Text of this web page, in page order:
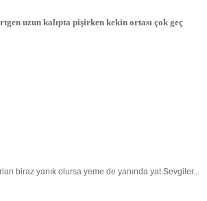
uzun kalıpta pişirken kekin ortası çok geç
biraz yanık olursa yeme de yanında yat.Sevgiler...